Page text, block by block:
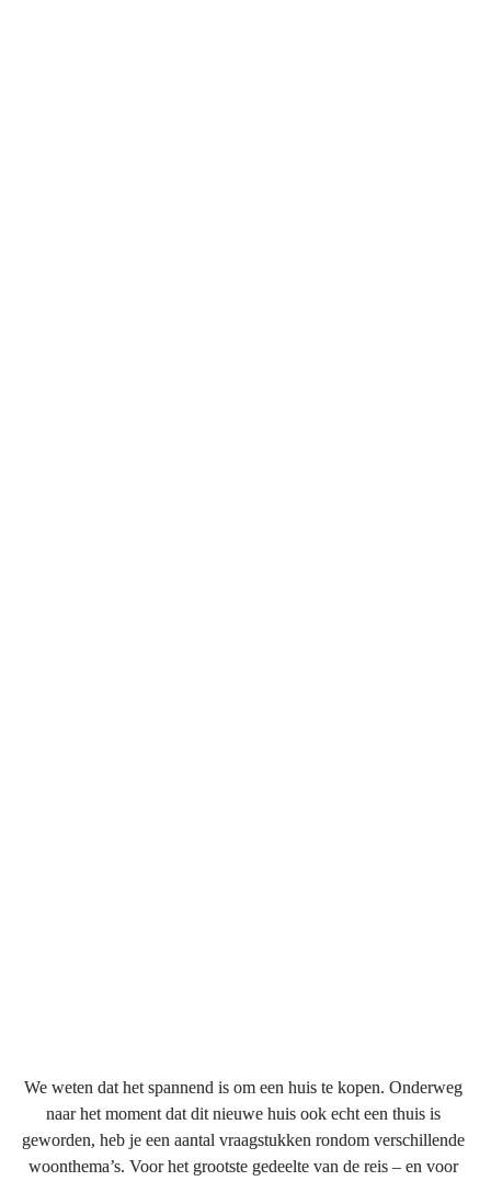
We weten dat het spannend is om een huis te kopen. Onderweg
naar het moment dat dit nieuwe huis ook echt een thuis is
geworden, heb je een aantal vraagstukken rondom verschillende
woonthema’s. Voor het grootste gedeelte van de reis – en voor